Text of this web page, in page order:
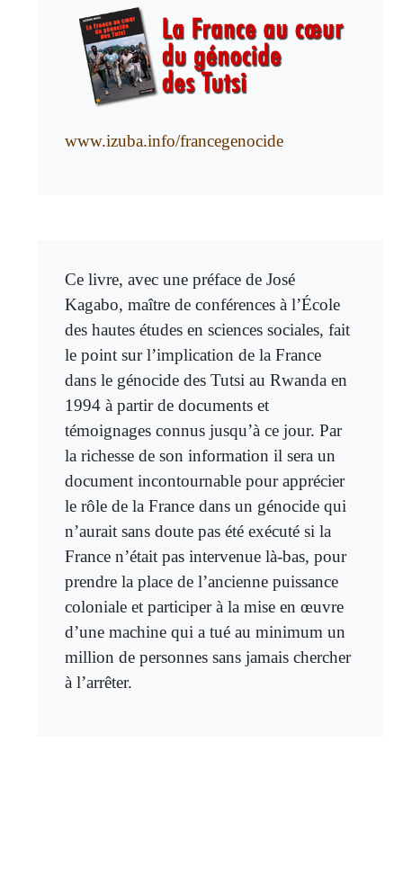
www.izuba.info/francegenocide
Ce livre, avec une préface de José
Kagabo, maître de conférences à l’École
des hautes études en sciences sociales, fait
le point sur l’implication de la France
dans le génocide des Tutsi au Rwanda en
1994 à partir de documents et
témoignages connus jusqu’à ce jour. Par
la richesse de son information il sera un
document incontournable pour apprécier
le rôle de la France dans un génocide qui
n’aurait sans doute pas été exécuté si la
France n’était pas intervenue là-bas, pour
prendre la place de l’ancienne puissance
coloniale et participer à la mise en œuvre
d’une machine qui a tué au minimum un
million de personnes sans jamais chercher
à l’arrêter.